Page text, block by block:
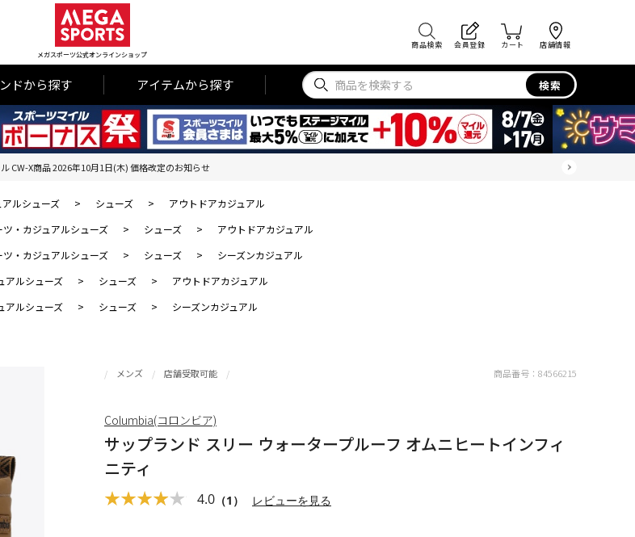
メガスポーツ公式オンラインショップ
商品検索 会員登録 カート 店舗情報
ドから探す アイテムから探す 検索
CW-X商品 2026年10月1日(木) 価格改定のお知らせ
ルシューズ > シューズ >
アウトドアカジュアル
ツ・カジュアルシューズ > シューズ >
アウトドアカジュアル
ツ・カジュアルシューズ > シューズ >
シーズンカジュアル
アルシューズ > シューズ >
アウトドアカジュアル
アルシューズ > シューズ >
シーズンカジュアル
メンズ 店舗受取可能
サップランド スリー ウォータープルーフ オムニヒートインフィ
ニティ
4.0 （1） レビューを見る
商品番号： 84566215
Columbia(コロンビア)